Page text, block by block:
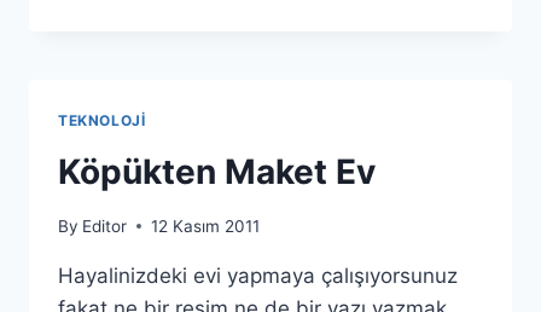
TEKNOLOJI
Köpükten Maket Ev
By Editor 12 Kasım 2011
Hayalinizdeki evi yapmaya çalışıyorsunuz